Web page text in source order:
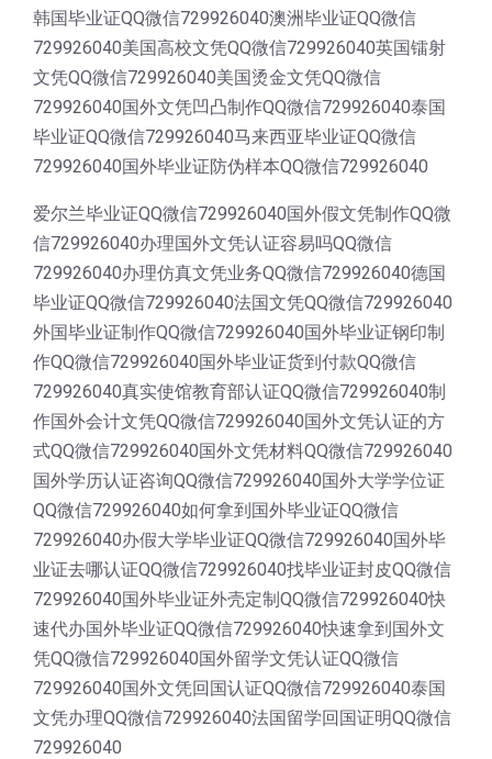
韩国毕业证QQ微信729926040澳洲毕业证QQ微信
729926040美国高校文凭QQ微信729926040英国镭射
文凭QQ微信729926040美国烫金文凭QQ微信
729926040国外文凭凹凸制作QQ微信729926040泰国
毕业证QQ微信729926040马来西亚毕业证QQ微信
729926040国外毕业证防伪样本QQ微信729926040
爱尔兰毕业证QQ微信729926040国外假文凭制作QQ微
信729926040办理国外文凭认证容易吗QQ微信
729926040办理仿真文凭业务QQ微信729926040德国
毕业证QQ微信729926040法国文凭QQ微信729926040
外国毕业证制作QQ微信729926040国外毕业证钢印制
作QQ微信729926040国外毕业证货到付款QQ微信
729926040真实使馆教育部认证QQ微信729926040制
作国外会计文凭QQ微信729926040国外文凭认证的方
式QQ微信729926040国外文凭材料QQ微信729926040
国外学历认证咨询QQ微信729926040国外大学学位证
QQ微信729926040如何拿到国外毕业证QQ微信
729926040办假大学毕业证QQ微信729926040国外毕
业证去哪认证QQ微信729926040找毕业证封皮QQ微信
729926040国外毕业证外壳定制QQ微信729926040快
速代办国外毕业证QQ微信729926040快速拿到国外文
凭QQ微信729926040国外留学文凭认证QQ微信
729926040国外文凭回国认证QQ微信729926040泰国
文凭办理QQ微信729926040法国留学回国证明QQ微信
729926040